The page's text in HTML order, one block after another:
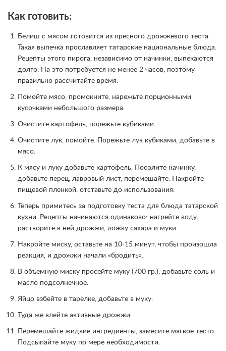
Как готовить:
Белиш с мясом готовится из пресного дрожжевого теста.
Такая выпечка прославляет татарские национальные блюда.
Рецепты этого пирога, независимо от начинки, выпекаются
долго. На это потребуется не менее 2 часов, поэтому
правильно рассчитайте время.
Помойте мясо, промокните, нарежьте порционными
кусочками небольшого размера.
Очистите картофель, порежьте кубиками.
Очистите лук, помойте. Порежьте лук кубиками, добавьте в
мясо.
К мясу и луку добавьте картофель. Посолите начинку,
добавьте перец, лавровый лист, перемешайте. Накройте
пищевой пленкой, отставьте до использования.
Теперь примитесь за подготовку теста для блюда татарской
кухни. Рецепты начинаются одинаково: нагрейте воду,
растворите в ней дрожжи, ложку сахара и муки.
Накройте миску, оставьте на 10-15 минут, чтобы произошла
реакция, и дрожжи начали «бродить».
В объемную миску просейте муку (700 гр.), добавьте соль и
масло подсолнечное.
Яйцо взбейте в тарелке, добавьте в муку.
Туда же влейте активные дрожжи.
Перемешайте жидкие ингредиенты, замесите мягкое тесто.
Подсыпайте муку по мере необходимости.